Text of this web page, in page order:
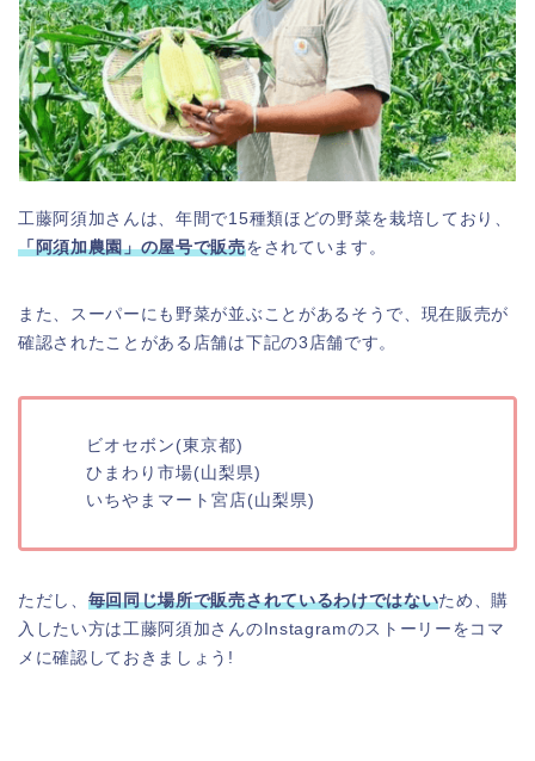
工藤阿須加さんは、年間で15種類ほどの野菜を栽培しており、
「阿須加農園」の屋号で販売をされています。
また、スーパーにも野菜が並ぶことがあるそうで、現在販売が
確認されたことがある店舗は下記の3店舗です。
ビオセボン(東京都)
ひまわり市場(山梨県)
いちやまマート宮店(山梨県)
ただし、 毎回同じ場所で販売されているわけではないため、購
入したい方は工藤阿須加さんのInstagramのストーリーをコマ
メに確認しておきましょう!